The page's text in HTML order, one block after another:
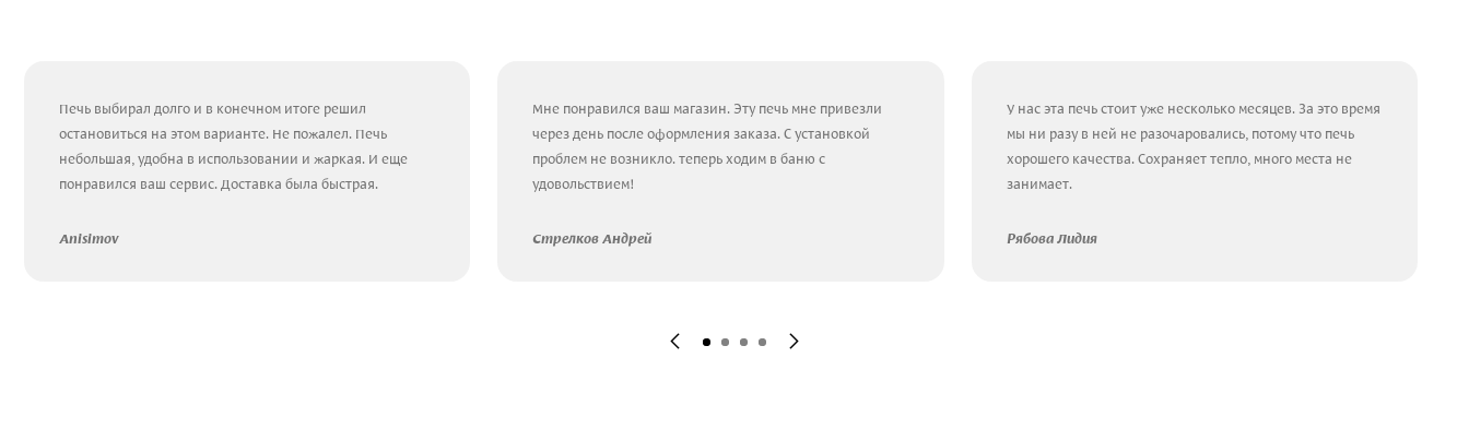
Печь выбирал долго и в конечном итоге решил
остановиться на этом варианте. Не пожалел. Печь
небольшая, удобна в использовании и жаркая. И еще
понравился ваш сервис. Доставка была быстрая.
Anisimov
Мне понравился ваш магазин. Эту печь мне привезли
через день после оформления заказа. С установкой
проблем не возникло. теперь ходим в баню с
удовольствием!
Стрелков Андрей
У нас эта печь стоит уже несколько месяцев. За это время
мы ни разу в ней не разочаровались, потому что печь
хорошего качества. Сохраняет тепло, много места не
занимает.
Рябова Лидия